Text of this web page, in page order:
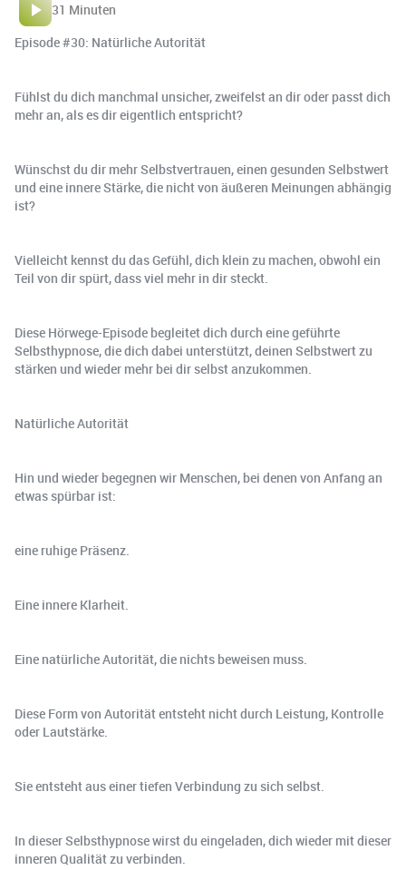
31 Minuten
Episode #30: Natürliche Autorität
Fühlst du dich manchmal unsicher, zweifelst an dir oder passt dich
mehr an, als es dir eigentlich entspricht?
Wünschst du dir mehr Selbstvertrauen, einen gesunden Selbstwert
und eine innere Stärke, die nicht von äußeren Meinungen abhängig
ist?
Vielleicht kennst du das Gefühl, dich klein zu machen, obwohl ein
Teil von dir spürt, dass viel mehr in dir steckt.
Diese Hörwege-Episode begleitet dich durch eine geführte
Selbsthypnose, die dich dabei unterstützt, deinen Selbstwert zu
stärken und wieder mehr bei dir selbst anzukommen.
Natürliche Autorität
Hin und wieder begegnen wir Menschen, bei denen von Anfang an
etwas spürbar ist:
eine ruhige Präsenz.
Eine innere Klarheit.
Eine natürliche Autorität, die nichts beweisen muss.
Diese Form von Autorität entsteht nicht durch Leistung, Kontrolle
oder Lautstärke.
Sie entsteht aus einer tiefen Verbindung zu sich selbst.
In dieser Selbsthypnose wirst du eingeladen, dich wieder mit dieser
inneren Qualität zu verbinden.